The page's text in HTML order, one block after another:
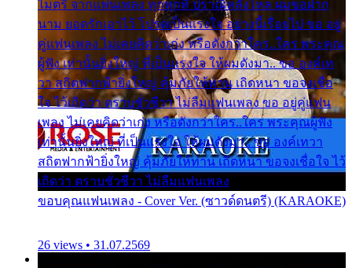
ไมตรี จากแฟนเพลง ทุกทุกที่ ปราณีหลั่งไหล ผมขอฝาก
นาม ยอดรักเอาไว้ โปรดเป็นแรงใจ อย่างนี้เรื่อยไป ขอ อยู่
คู่แฟนเพลง ไม่เคยคิดว่าเก่ง หรือดังกว่าใคร..ใคร พระคุณ
ผู้ฟัง เท่านั้นยิ่งใหญ่ ที่เป็นแรงใจ ให้ผมดังมา.. ขอ องค์เท
วา สถิตฟากฟ้ายิ่งใหญ่ คุ้มภัยให้ท่าน เถิดหนา ขอจงเชื่อ
ใจ ไว้เถิดว่า ตราบชั่วชีวา ไม่ลืมแฟนเพลง ขอ อยู่คู่แฟน
เพลง ไม่เคยคิดว่าเก่ง หรือดังกว่าใคร..ใคร พระคุณผู้ฟัง
เท่านั้นยิ่งใหญ่ ที่เป็นแรงใจ ให้ผมดังมา.. ขอ องค์เทวา
สถิตฟากฟ้ายิ่งใหญ่ คุ้มภัยให้ท่าน เถิดหนา ขอจงเชื่อใจ ไว้
เถิดว่า ตราบชั่วชีวา ไม่ลืมแฟนเพลง
ขอบคุณแฟนเพลง - Cover Ver. (ซาวด์ดนตรี) (KARAOKE)
26 views • 31.07.2569